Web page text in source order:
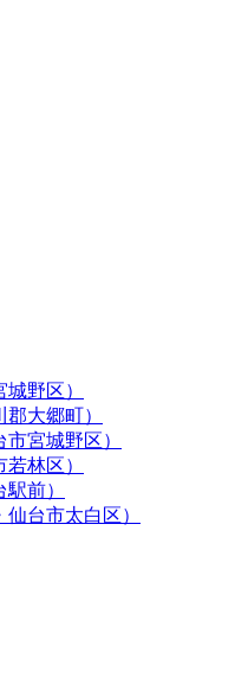
野区）
大郷町）
宮城野区）
林区）
前）
台市太白区）